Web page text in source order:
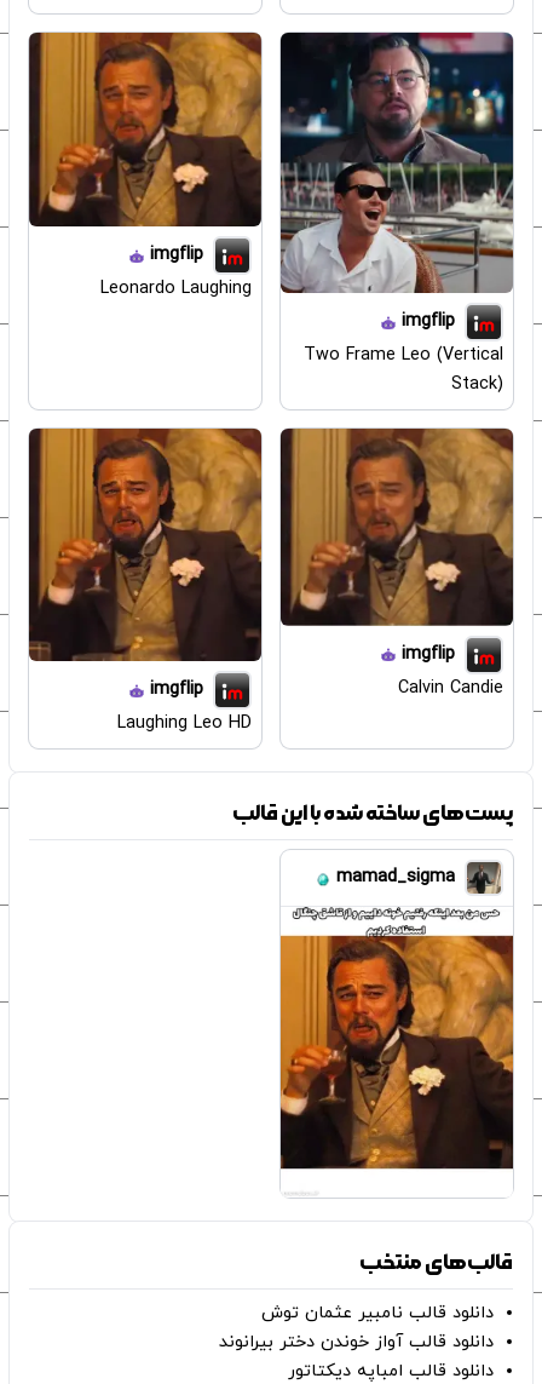
imgflip
Two Frame Leo (Vertical
Stack)
imgflip
Leonardo Laughing
imgflip
Calvin Candie
imgflip
Laughing Leo HD
پست‌های ساخته شده با این قالب
mamad_sigma
قالب‌های منتخب
دانلود قالب نامبیر عثمان ‌توش
دانلود قالب آواز خوندن دختر بیرانوند
دانلود قالب امباپه دیکتاتور